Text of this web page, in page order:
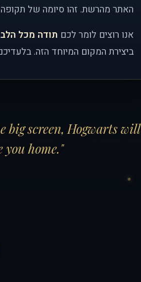
האתר מהרשת. זהו סיומה של תקופה
אנו רוצים לומר לכם תודה מכל הלב
ביצירת המקום המיוחד הזה.
big screen, Hogwarts will
you home."